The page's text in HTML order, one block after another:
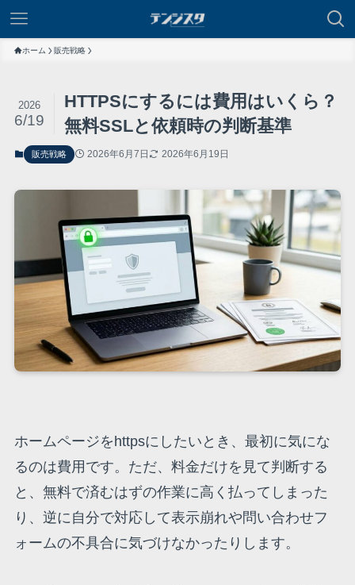
ホーム 販売戦略
HTTPSにするには費用はいくら？
無料SSLと依頼時の判断基準
2026
6/19
販売戦略 2026年6月7日 2026年6月19日
ホームページをhttpsにしたいとき、最初に気にな
るのは費用です。ただ、料金だけを見て判断する
と、無料で済むはずの作業に高く払ってしまった
り、逆に自分で対応して表示崩れや問い合わせフ
ォームの不具合に気づけなかったりします。